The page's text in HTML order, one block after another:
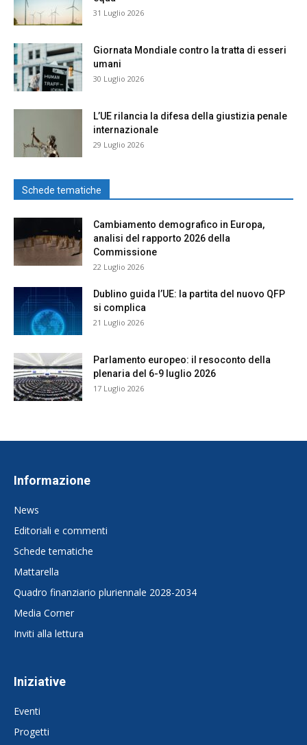
31 Luglio 2026
Giornata Mondiale contro la tratta di esseri
umani
30 Luglio 2026
L’UE rilancia la difesa della giustizia penale
internazionale
29 Luglio 2026
Schede tematiche
Cambiamento demografico in Europa,
analisi del rapporto 2026 della
Commissione
22 Luglio 2026
Dublino guida l’UE: la partita del nuovo QFP
si complica
21 Luglio 2026
Parlamento europeo: il resoconto della
plenaria del 6-9 luglio 2026
17 Luglio 2026
Informazione
News
Editoriali e commenti
Schede tematiche
Mattarella
Quadro finanziario pluriennale 2028-2034
Media Corner
Inviti alla lettura
Iniziative
Eventi
Progetti